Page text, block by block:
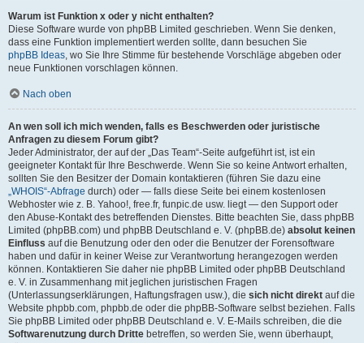
Warum ist Funktion x oder y nicht enthalten?
Diese Software wurde von phpBB Limited geschrieben. Wenn Sie denken,
dass eine Funktion implementiert werden sollte, dann besuchen Sie
phpBB Ideas, wo Sie Ihre Stimme für bestehende Vorschläge abgeben oder
neue Funktionen vorschlagen können.
Nach oben
An wen soll ich mich wenden, falls es Beschwerden oder juristische
Anfragen zu diesem Forum gibt?
Jeder Administrator, der auf der „Das Team“-Seite aufgeführt ist, ist ein
geeigneter Kontakt für Ihre Beschwerde. Wenn Sie so keine Antwort erhalten,
sollten Sie den Besitzer der Domain kontaktieren (führen Sie dazu eine
„WHOIS“-Abfrage durch) oder — falls diese Seite bei einem kostenlosen
Webhoster wie z. B. Yahoo!, free.fr, funpic.de usw. liegt — den Support oder
den Abuse-Kontakt des betreffenden Dienstes. Bitte beachten Sie, dass phpBB
Limited (phpBB.com) und phpBB Deutschland e. V. (phpBB.de) absolut keinen
Einfluss auf die Benutzung oder den oder die Benutzer der Forensoftware
haben und dafür in keiner Weise zur Verantwortung herangezogen werden
können. Kontaktieren Sie daher nie phpBB Limited oder phpBB Deutschland
e. V. in Zusammenhang mit jeglichen juristischen Fragen
(Unterlassungserklärungen, Haftungsfragen usw.), die sich nicht direkt auf die
Website phpbb.com, phpbb.de oder die phpBB-Software selbst beziehen. Falls
Sie phpBB Limited oder phpBB Deutschland e. V. E-Mails schreiben, die die
Softwarenutzung durch Dritte betreffen, so werden Sie, wenn überhaupt,